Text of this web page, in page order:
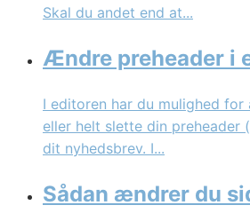
Skal du andet end at...
Ændre preheader i
I editoren har du mulighed
eller helt slette din preheader
dit nyhedsbrev. I...
Sådan ændrer du